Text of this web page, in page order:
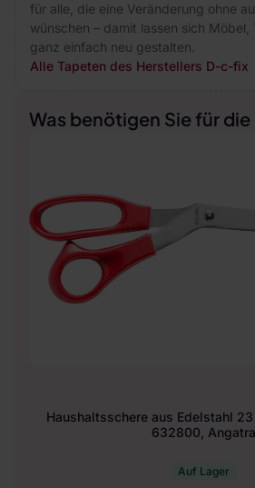
für alle, die eine Veränderung ohne
wünschen – damit lassen sich Möbel,
ganz einfach neu gestalten.
Alle Tapeten des Herstellers D-c-fix
Was benötigen Sie für
Haushaltsschere aus Edelstahl
632800, Angatra
Auf Lager